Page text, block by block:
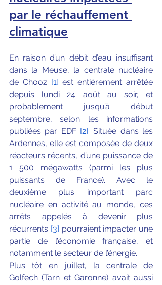
par le réchauffement
climatique
En raison d’un débit d’eau insuffisant
dans la Meuse, la centrale nucléaire
de Chooz [1] est entièrement arrêtée
depuis lundi 24 août au soir, et
probablement jusqu’à début
septembre, selon les informations
publiées par EDF [2]. Située dans les
Ardennes, elle est composée de deux
réacteurs récents, d’une puissance de
1 500 mégawatts (parmi les plus
puissants de France). Avec le
deuxième plus important parc
nucléaire en activité au monde, ces
arrêts appelés à devenir plus
récurrents [3] pourraient impacter une
partie de l’économie française, et
notamment le secteur de l’énergie.
Plus tôt en juillet, la centrale de
Golfech (Tarn et Garonne) avait aussi